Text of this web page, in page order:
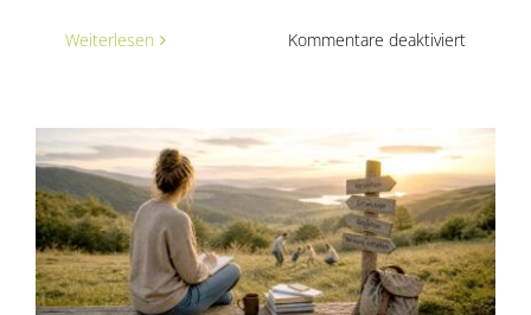
Weiterlesen Kommentare deaktiviertfür
um
neue
Räume
in
Speyer